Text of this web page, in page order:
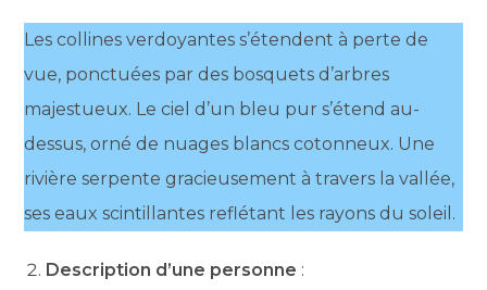
Les collines verdoyantes s’étendent à perte de
vue, ponctuées par des bosquets d’arbres
majestueux. Le ciel d’un bleu pur s’étend au-
dessus, orné de nuages blancs cotonneux. Une
rivière serpente gracieusement à travers la vallée,
ses eaux scintillantes reflétant les rayons du soleil.
Description d’une personne :